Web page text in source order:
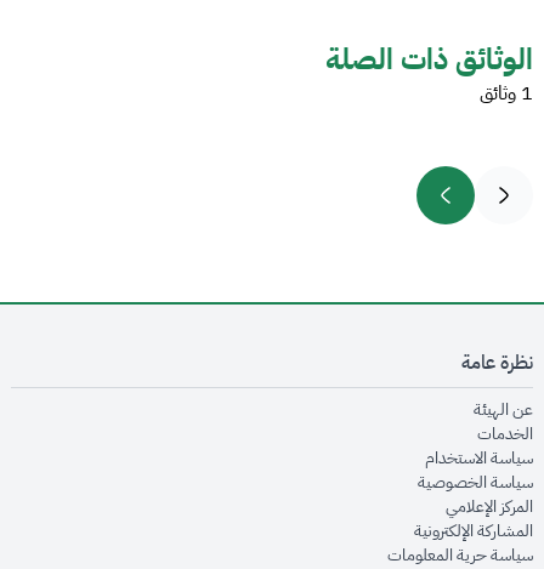
الوثائق ذات الصلة
1 وثائق
نظرة عامة
عن الهيئةopens in new window
الخدماتopens in new window
سياسة الاستخدام
سياسة الخصوصيةopens in new window
المركز الإعلاميopens in new window
المشاركة الإلكترونيةopens in new window
سياسة حرية المعلوماتopens in new window